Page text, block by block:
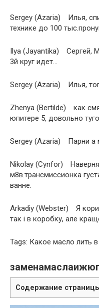
Sergey (Azaria) Илья,
технике до 100
Ilya (Jayantika) Сергей,
3й круг идет…
Sergey (Azaria) Илья,
Zhenya (Bertilde) как
юпитере 5, довольно
Sergey (Azaria) Парни а
Nikolay (Cynfor)
м8в.трансмиссионка
ванне.
Arkadiy (Webster) Я
так і в коробку, але
Tags: Какое масло лить
Содержание